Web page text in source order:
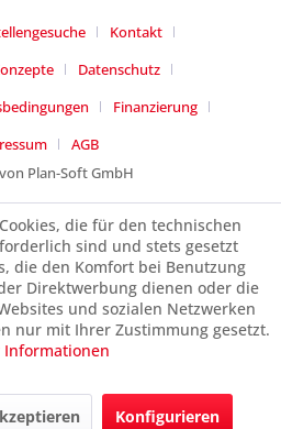
sind Pflichtfelder.
Kontakt
Datenschutz
Finanzierung
AGB
Plan-Soft GmbH
die für den technischen
sind und stets gesetzt
die den Komfort bei Benutzung
Direktwerbung dienen oder die
und sozialen Netzwerken
nur mit Ihrer Zustimmung gesetzt.
Informationen
Konfigurieren